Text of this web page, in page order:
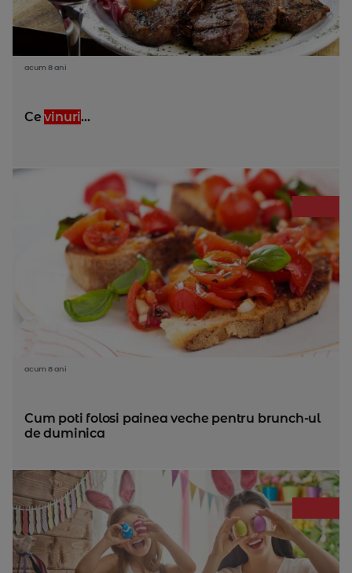
acum 8 ani
Cevinuri...
acum 8 ani
Cum poti folosi painea veche pentru brunch-ul
de duminica